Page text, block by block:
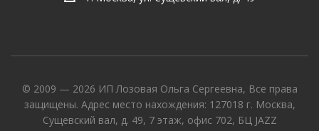
© 2009 — 2026 ИП Лозовая Ольга Сергеевна, Все права
защищены. Адрес место нахождения: 127018 г. Москва,
Сущевский вал, д. 49, 7 этаж, офис 702, БЦ JAZZ